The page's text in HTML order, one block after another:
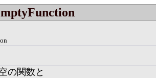
の関数と